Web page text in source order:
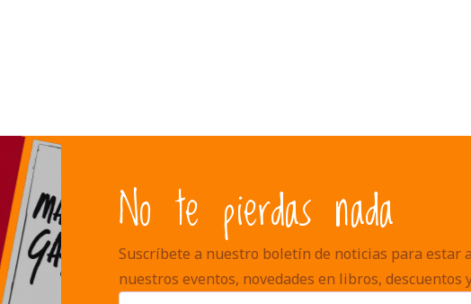
No te pierdas nada
Suscríbete a nuestro boletín de noticias para estar
nuestros eventos, novedades en libros, descuentos